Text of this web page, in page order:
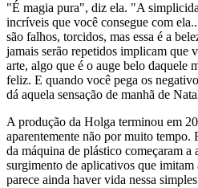
"É magia pura", diz ela. "A
incríveis que você consegue com
são falhos, torcidos, mas essa é a
jamais serão repetidos implicam que
arte, algo que é o auge belo daquele
feliz. E quando você pega os
dá aquela sensação de manhã de
A produção da Holga terminou em
aparentemente não por muito tempo.
da máquina de plástico começaram a
surgimento de aplicativos que
parece ainda haver vida nessa